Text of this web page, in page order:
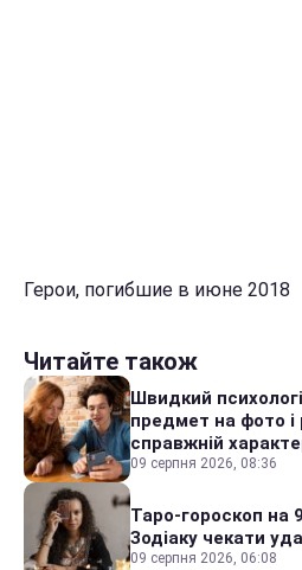
Герои, погибшие в июне 2018
Читайте також
Швидкий
предмет на фото і
справжній
09 серпня 2026, 08:36
Таро-гороскоп на
Зодіаку чекати
09 серпня 2026, 06:08